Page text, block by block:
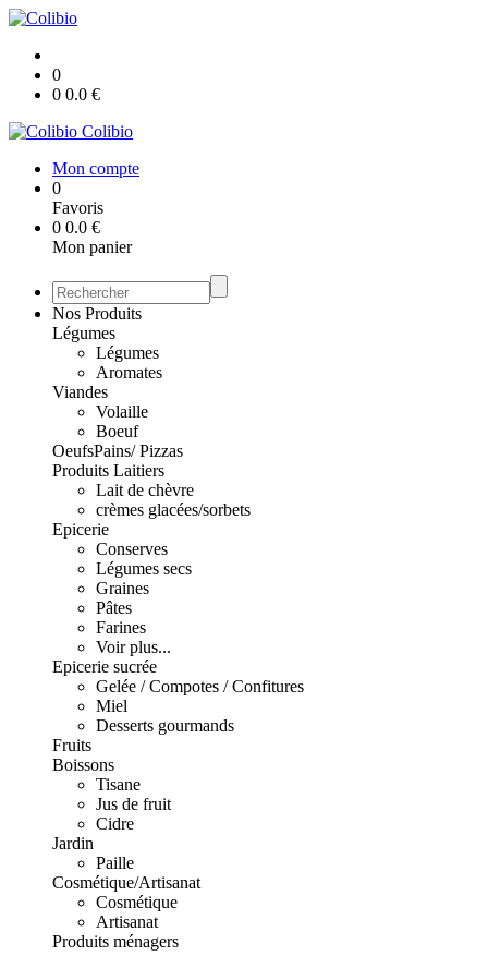
0
0 0.0 €
Colibio
Mon compte
0
Favoris
0 0.0 €
Mon panier
Nos Produits
Légumes
Légumes
Aromates
Viandes
Volaille
Boeuf
OeufsPains/ Pizzas
Produits Laitiers
Lait de chèvre
crèmes glacées/sorbets
Epicerie
Conserves
Légumes secs
Graines
Pâtes
Farines
Voir plus...
Epicerie sucrée
Gelée / Compotes / Confitures
Miel
Desserts gourmands
Fruits
Boissons
Tisane
Jus de fruit
Cidre
Jardin
Paille
Cosmétique/Artisanat
Cosmétique
Artisanat
Produits ménagers